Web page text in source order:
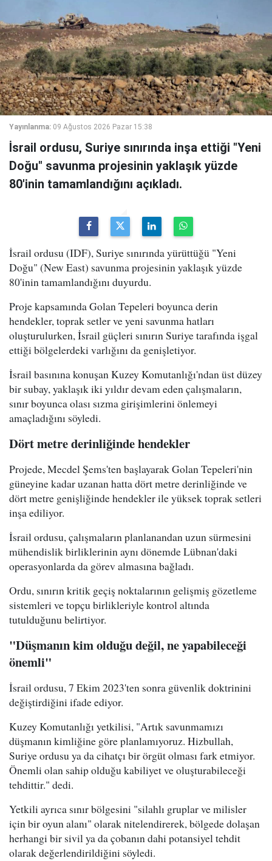
Yayınlanma: 09 Ağustos 2026 Pazar 15:38
İsrail ordusu, Suriye sınırında inşa ettiği "Yeni
Doğu" savunma projesinin yaklaşık yüzde
80'inin tamamlandığını açıkladı.
İsrail ordusu (IDF), Suriye sınırında yürüttüğü "Yeni
Doğu" (New East) savunma projesinin yaklaşık yüzde
80'inin tamamlandığını duyurdu.
Proje kapsamında Golan Tepeleri boyunca derin
hendekler, toprak setler ve yeni savunma hatları
oluşturulurken, İsrail güçleri sınırın Suriye tarafında işgal
ettiği bölgelerdeki varlığını da genişletiyor.
İsrail basınına konuşan Kuzey Komutanlığı'ndan üst düzey
bir subay, yaklaşık iki yıldır devam eden çalışmaların,
sınır boyunca olası sızma girişimlerini önlemeyi
amaçladığını söyledi.
Dört metre derinliğinde hendekler
Projede, Mecdel Şems'ten başlayarak Golan Tepeleri'nin
güneyine kadar uzanan hatta dört metre derinliğinde ve
dört metre genişliğinde hendekler ile yüksek toprak setleri
inşa ediliyor.
İsrail ordusu, çalışmaların planlanandan uzun sürmesini
mühendislik birliklerinin aynı dönemde Lübnan'daki
operasyonlarda da görev almasına bağladı.
Ordu, sınırın kritik geçiş noktalarının gelişmiş gözetleme
sistemleri ve topçu birlikleriyle kontrol altında
tutulduğunu belirtiyor.
"Düşmanın kim olduğu değil, ne yapabileceği
önemli"
İsrail ordusu, 7 Ekim 2023'ten sonra güvenlik doktrinini
değiştirdiğini ifade ediyor.
Kuzey Komutanlığı yetkilisi, "Artık savunmamızı
düşmanın kimliğine göre planlamıyoruz. Hizbullah,
Suriye ordusu ya da cihatçı bir örgüt olması fark etmiyor.
Önemli olan sahip olduğu kabiliyet ve oluşturabileceği
tehdittir." dedi.
Yetkili ayrıca sınır bölgesini "silahlı gruplar ve milisler
için bir oyun alanı" olarak nitelendirerek, bölgede dolaşan
herhangi bir sivil ya da çobanın dahi potansiyel tehdit
olarak değerlendirildiğini söyledi.